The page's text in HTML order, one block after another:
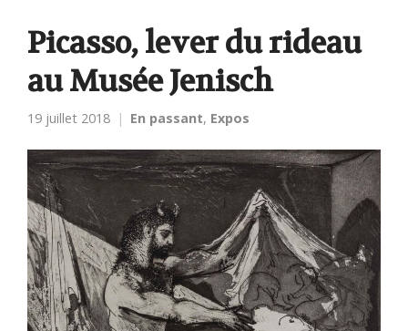
Picasso, lever du rideau
au Musée Jenisch
19 juillet 2018 En passant, Expos